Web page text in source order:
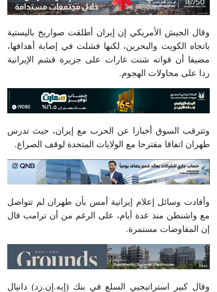
وقال ⁠الجيش الأمريكي إن إيران أطلقت صواريخ باليستية
باتجاه الكويت والبحرين، لكنها فشلت في إصابة أهدافها،
مضيفا أن قواته شنت غارات على جزيرة قشم الإيرانية
ردا على محاولات الهجوم.
وتترقب السوق أخبارا عن الحرب مع إيران، حيث تدرس
طهران اتفاقا مقترحا مع الولايات المتحدة لوقف الصراع.
وأفادت وسائل إعلام إيرانية أمس بأن طهران لم تتواصل
مع واشنطن منذ عدة أيام، على الرغم من أن ترامب قال
إن المفاوضات مستمرة.
وقال كبير استراتيجيي السلع في بنك (إيه.إن.زد) دانيال